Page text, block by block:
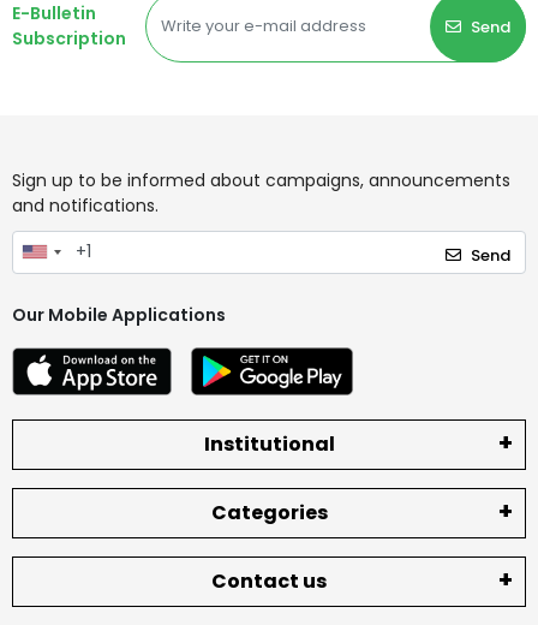
E-Bulletin
Subscription
Send
Sign up to be informed about campaigns, announcements
and notifications.
Send
Our Mobile Applications
Institutional
Categories
Contact us